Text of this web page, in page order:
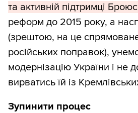
та активній підтримці
реформ до 2015 року, а
(зрештою, на це
російських поправок),
модернізацію України і не
вирватись їй із
Зупинити процес